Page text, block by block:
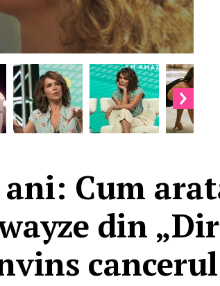
ani: Cum
din
cancerul